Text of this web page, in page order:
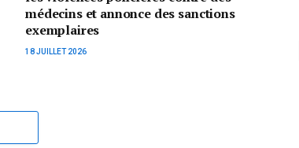
médecins et annonce des sanctions
exemplaires
18 JUILLET 2026